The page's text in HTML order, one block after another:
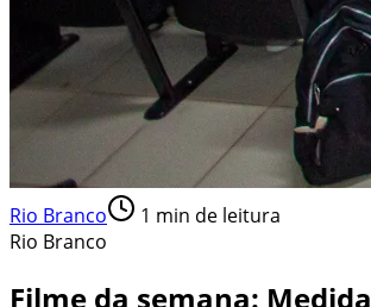
Rio Branco 1 min de leitura
Rio Branco
Filme da semana: Medida